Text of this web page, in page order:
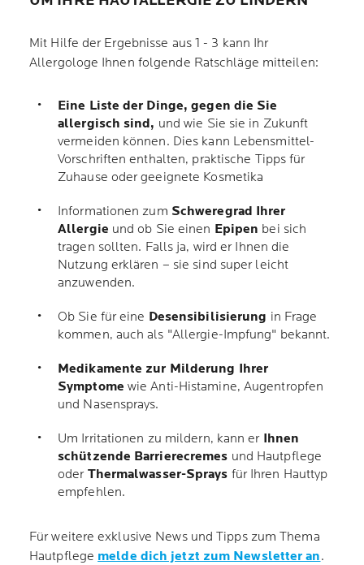
Mit Hilfe der Ergebnisse aus 1 - 3 kann Ihr
Allergologe Ihnen folgende Ratschläge mitteilen:
Eine Liste der Dinge, gegen die Sie
allergisch sind, und wie Sie sie in Zukunft
vermeiden können. Dies kann Lebensmittel-
Vorschriften enthalten, praktische Tipps für
Zuhause oder geeignete Kosmetika
Informationen zum Schweregrad Ihrer
Allergie und ob Sie einen Epipen bei sich
tragen sollten. Falls ja, wird er Ihnen die
Nutzung erklären – sie sind super leicht
anzuwenden.
Ob Sie für eine Desensibilisierung in Frage
kommen, auch als "Allergie-Impfung" bekannt.
Medikamente zur Milderung Ihrer
Symptome wie Anti-Histamine, Augentropfen
und Nasensprays.
Um Irritationen zu mildern, kann er Ihnen
schützende Barrierecremes und Hautpflege
oder Thermalwasser-Sprays für Ihren Hauttyp
empfehlen.
Für weitere exklusive News und Tipps zum Thema
Hautpflege melde dich jetzt zum Newsletter an.